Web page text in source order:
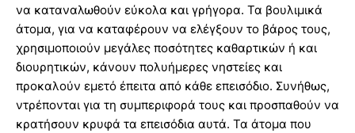
να καταναλωθούν εύκολα και γρήγορα. Τα βουλιμικά
άτομα, για να καταφέρουν να ελέγξουν το βάρος τους,
χρησιμοποιούν μεγάλες ποσότητες καθαρτικών ή και
διουρητικών, κάνουν πολυήμερες νηστείες και
προκαλούν εμετό έπειτα από κάθε επεισόδιο. Συνήθως,
ντρέπονται για τη συμπεριφορά τους και προσπαθούν να
κρατήσουν κρυφά τα επεισόδια αυτά. Τα άτομα που